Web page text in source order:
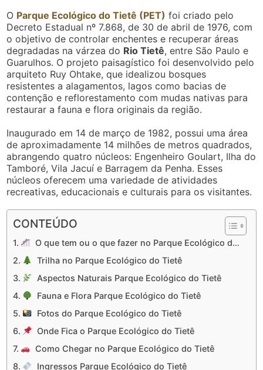
O Parque Ecológico do Tietê (PET) foi criado pelo
Decreto Estadual nº 7.868, de 30 de abril de 1976, com
o objetivo de controlar enchentes e recuperar áreas
degradadas na várzea do Rio Tietê, entre São Paulo e
Guarulhos. O projeto paisagístico foi desenvolvido pelo
arquiteto Ruy Ohtake, que idealizou bosques
resistentes a alagamentos, lagos como bacias de
contenção e reflorestamento com mudas nativas para
restaurar a fauna e flora originais da região.
Inaugurado em 14 de março de 1982, possui uma área
de aproximadamente 14 milhões de metros quadrados,
abrangendo quatro núcleos: Engenheiro Goulart, Ilha do
Tamboré, Vila Jacuí e Barragem da Penha. Esses
núcleos oferecem uma variedade de atividades
recreativas, educacionais e culturais para os visitantes.
CONTEÚDO
O que tem ou o que fazer no Parque Ecológico do Tietê
Trilha no Parque Ecológico do Tietê
Aspectos Naturais Parque Ecológico do Tietê
Fauna e Flora Parque Ecológico do Tietê
Fotos do Parque Ecológico do Tietê
Onde Fica o Parque Ecológico do Tietê
Como Chegar no Parque Ecológico do Tietê
Ingressos Parque Ecológico do Tietê